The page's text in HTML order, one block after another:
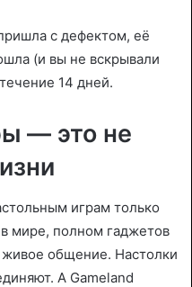
с дефектом, её
(и вы не вскрывали
14 дней.
— это не
играм только
в мире, полном гаджетов
общение. Настолки
А Gameland